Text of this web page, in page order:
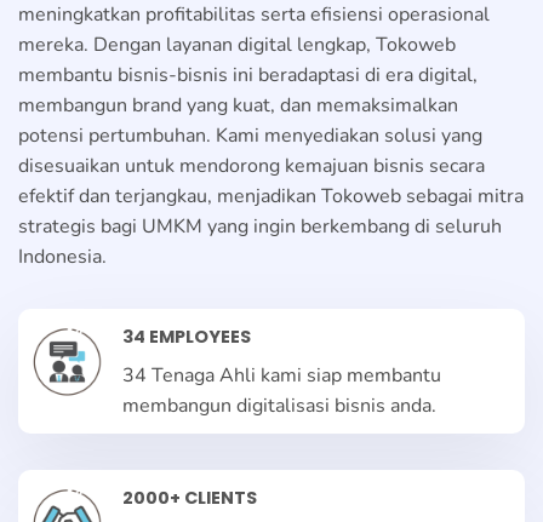
meningkatkan profitabilitas serta efisiensi operasional
mereka. Dengan layanan digital lengkap, Tokoweb
membantu bisnis-bisnis ini beradaptasi di era digital,
membangun brand yang kuat, dan memaksimalkan
potensi pertumbuhan. Kami menyediakan solusi yang
disesuaikan untuk mendorong kemajuan bisnis secara
efektif dan terjangkau, menjadikan Tokoweb sebagai mitra
strategis bagi UMKM yang ingin berkembang di seluruh
Indonesia.
34 EMPLOYEES
34 Tenaga Ahli kami siap membantu
membangun digitalisasi bisnis anda.
2000+ CLIENTS